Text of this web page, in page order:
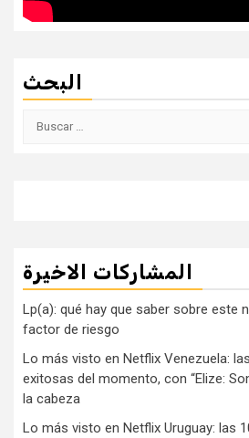
البحث
Buscar:
المشاركات الاخيرة
Lp(a): qué hay que saber sobre este
factor de riesgo
Lo más visto en Netflix Venezuela:
exitosas del momento, con “Elize:
la cabeza
Lo más visto en Netflix Uruguay: las